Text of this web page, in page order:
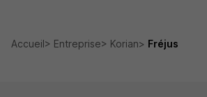
Accueil Entreprise Korian Fréjus